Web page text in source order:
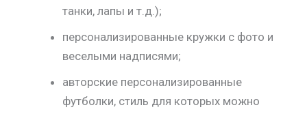
танки, лапы и т.д.);
персонализированные кружки с фото и
веселыми надписями;
авторские персонализированные
футболки, стиль для которых можно